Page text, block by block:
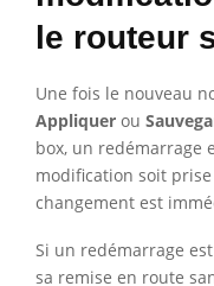
le routeur
Une fois le nouveau
Appliquer ou
box, un redémarrage
modification soit prise
changement est
Si un redémarrage
sa remise en route